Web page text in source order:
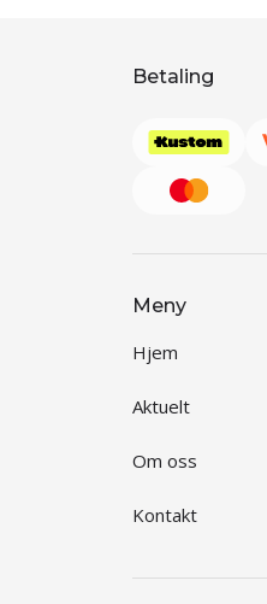
Betaling
Meny
Hjem
Aktuelt
Om oss
Kontakt